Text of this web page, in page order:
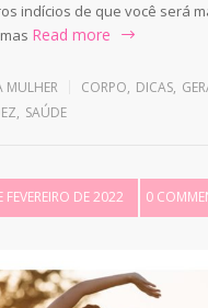
indícios de que você será
Read more
MULHER CORPO, DICAS,
, SAÚDE
FEVEREIRO DE 2022 0